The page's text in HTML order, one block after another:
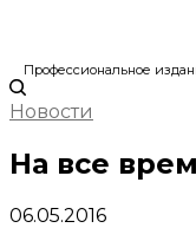
Профессиональное
Новости
На все
06.05.2016